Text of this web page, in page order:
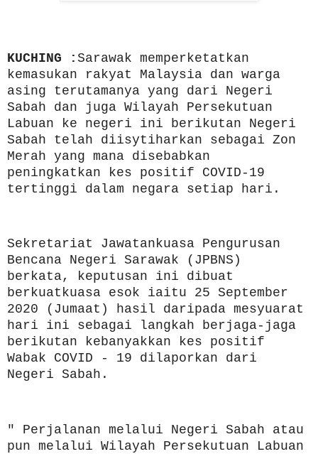
KUCHING : Sarawak memperketatkan
kemasukan rakyat Malaysia dan warga
asing terutamanya yang dari Negeri
Sabah dan juga Wilayah Persekutuan
Labuan ke negeri ini berikutan Negeri
Sabah telah diisytiharkan sebagai Zon
Merah yang mana disebabkan
peningkatkan kes positif COVID-19
tertinggi dalam negara setiap hari.
Sekretariat Jawatankuasa Pengurusan
Bencana Negeri Sarawak (JPBNS)
berkata, keputusan ini dibuat
berkuatkuasa esok iaitu 25 September
2020 (Jumaat) hasil daripada mesyuarat
hari ini sebagai langkah berjaga-jaga
berikutan kebanyakkan kes positif
Wabak COVID - 19 dilaporkan dari
Negeri Sabah.
" Perjalanan melalui Negeri Sabah atau
pun melalui Wilayah Persekutuan Labuan